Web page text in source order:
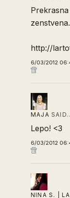
http://
6/03/2012
MAJA
Lepo! <3
6/03/2012
NINA S. |